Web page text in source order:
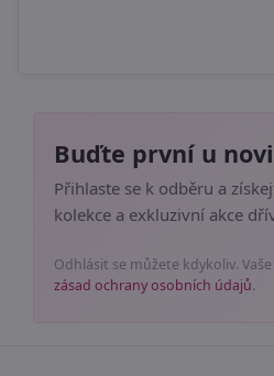
Buďte první u
Přihlaste se k odběru a
kolekce a exkluzivní akce
Odhlásit se můžete kdykoliv.
zásad ochrany osobních údajů.